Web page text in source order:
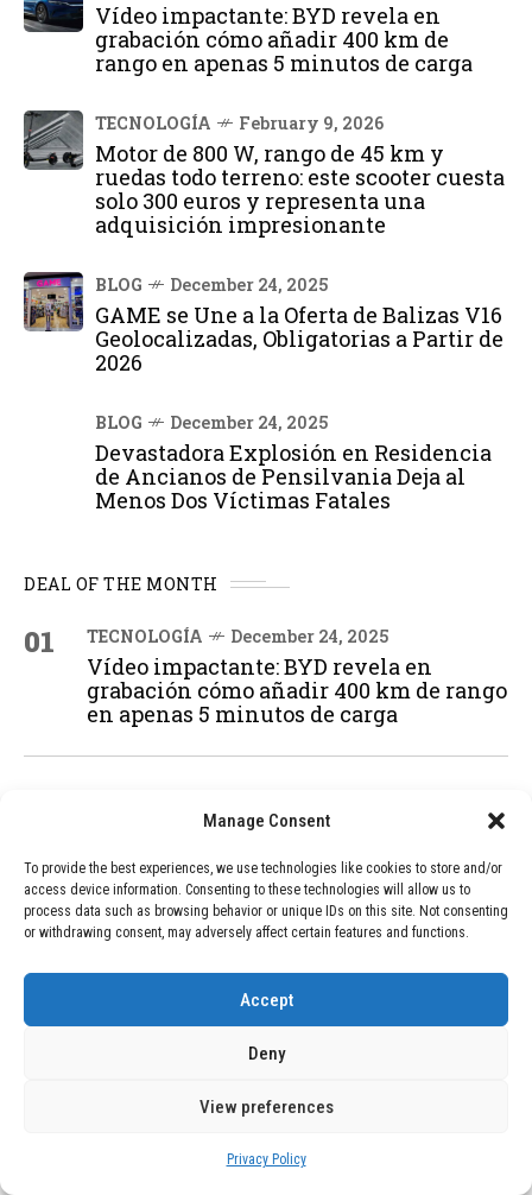
Manage Consent
To provide the best experiences, we use technologies like cookies to store and/or
access device information. Consenting to these technologies will allow us to
process data such as browsing behavior or unique IDs on this site. Not consenting
or withdrawing consent, may adversely affect certain features and functions.
Accept
Deny
View preferences
Privacy Policy
Vídeo impactante: BYD revela en
grabación cómo añadir 400 km de
rango en apenas 5 minutos de carga
TECNOLOGÍA February 9, 2026
Motor de 800 W, rango de 45 km y
ruedas todo terreno: este scooter cuesta
solo 300 euros y representa una
adquisición impresionante
BLOG December 24, 2025
GAME se Une a la Oferta de Balizas V16
Geolocalizadas, Obligatorias a Partir de
2026
BLOG December 24, 2025
Devastadora Explosión en Residencia
de Ancianos de Pensilvania Deja al
Menos Dos Víctimas Fatales
DEAL OF THE MONTH
01 TECNOLOGÍA December 24, 2025
Vídeo impactante: BYD revela en
grabación cómo añadir 400 km de rango
en apenas 5 minutos de carga
Motor de 800 W, rango de 45 km y
solo 300 euros y representa una
adquisición impresionante
03
GAME se Une a la Oferta de Balizas V16
Geolocalizadas, Obligatorias a Partir de
December 24, 2025